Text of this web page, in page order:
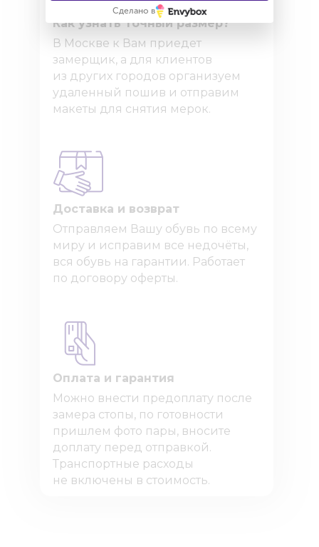
Доставка и возврат
В Москве к Вам приедет
замерщик, а для клиентов
из других городов организуем
удаленный пошив и отправим
макеты для снятия мерок.
Как узнать точный размер?
Отправляем Вашу обувь по всему
миру и исправим все недочёты,
вся обувь на гарантии. Работает
по договору оферты.
Оплата и гарантия
Можно внести предоплату после
замера стопы, по готовности
пришлем фото пары, вносите
доплату перед отправкой.
Транспортные расходы
не включены в стоимость.
Сделано в